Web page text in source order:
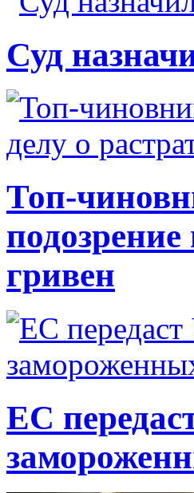
Суд
Топ-
подозрение
гривен
ЕС